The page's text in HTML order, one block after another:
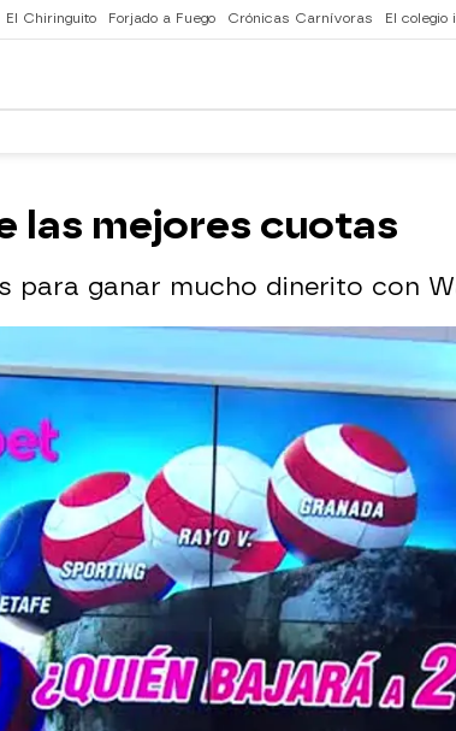
El Chiringuito Forjado a Fuego Crónicas Carnívoras El colegio
las mejores cuotas
para ganar mucho dinerito con